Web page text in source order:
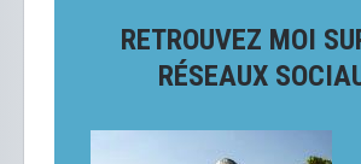
RETROUVEZ MOI
RÉSEAUX